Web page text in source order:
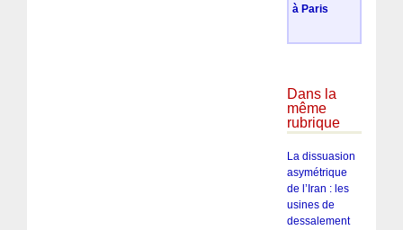
à Paris
Dans la
même
rubrique
La dissuasion
asymétrique
de l’Iran : les
usines de
dessalement